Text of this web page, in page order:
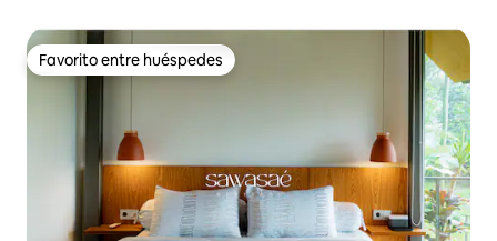
Favorito entre huéspedes
Favorito entre huéspedes